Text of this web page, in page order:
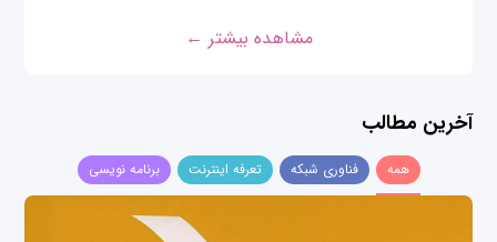
مشاهده بیشتر ←
آخرین مطالب
همه فناوری شبکه تعرفه اینترنت برنامه نویسی